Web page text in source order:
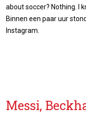
about soccer? Nothing. I
Binnen een paar uur
Instagram.
Messi,